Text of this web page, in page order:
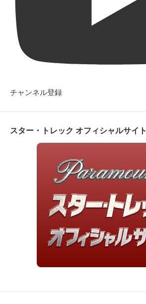
チャンネル登録
スター・トレック オフィシャルサイト